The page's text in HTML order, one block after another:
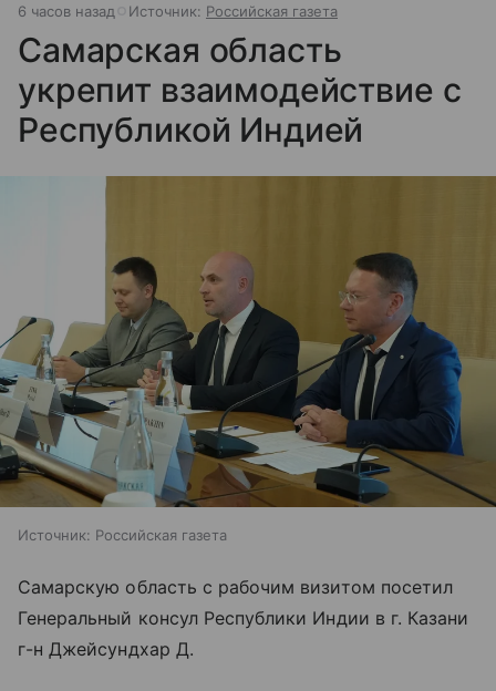
6 часов назад Источник: Российская газета
Самарская область
укрепит взаимодействие с
Республикой Индией
Источник: Российская газета
Самарскую область с рабочим визитом посетил
Генеральный консул Республики Индии в г. Казани
г-н Джейсундхар Д.